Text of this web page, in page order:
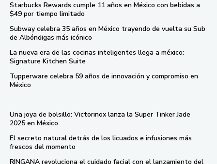
Starbucks Rewards cumple 11 años en México con bebidas a
$49 por tiempo limitado
Subway celebra 35 años en México trayendo de vuelta su Sub
de Albóndigas más icónico
La nueva era de las cocinas inteligentes llega a méxico:
Signature Kitchen Suite
Tupperware celebra 59 años de innovación y compromiso en
México
Una joya de bolsillo: Victorinox lanza la Super Tinker Jade
2025 en México
El secreto natural detrás de los licuados e infusiones más
frescos del momento
RINGANA revoluciona el cuidado facial con el lanzamiento del